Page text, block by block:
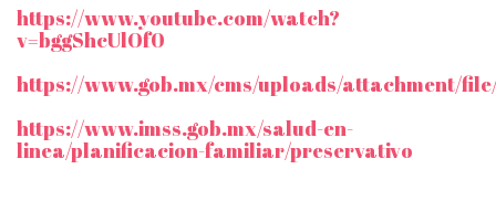
https://www.youtube.com/watch?
v=bggShcUlOf0
https://www.gob.mx/cms/uploads/attachment/
https://www.imss.gob.mx/salud-en-
linea/planificacion-familiar/preservativo